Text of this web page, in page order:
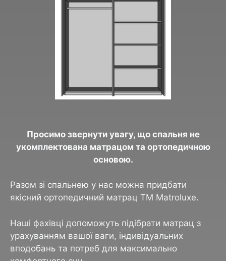
Просимо звернути увагу, що спальня не
укомплектована матрацом та ортопедичною
основою.
Разом зі спальнею у нас можна придбати
якісний ортопедичний матрац ТМ Matroluxe.
Наші фахівці допоможуть підібрати матрац з
урахуванням вашої ваги, індивідуальних
вподобань та потреб для максимально